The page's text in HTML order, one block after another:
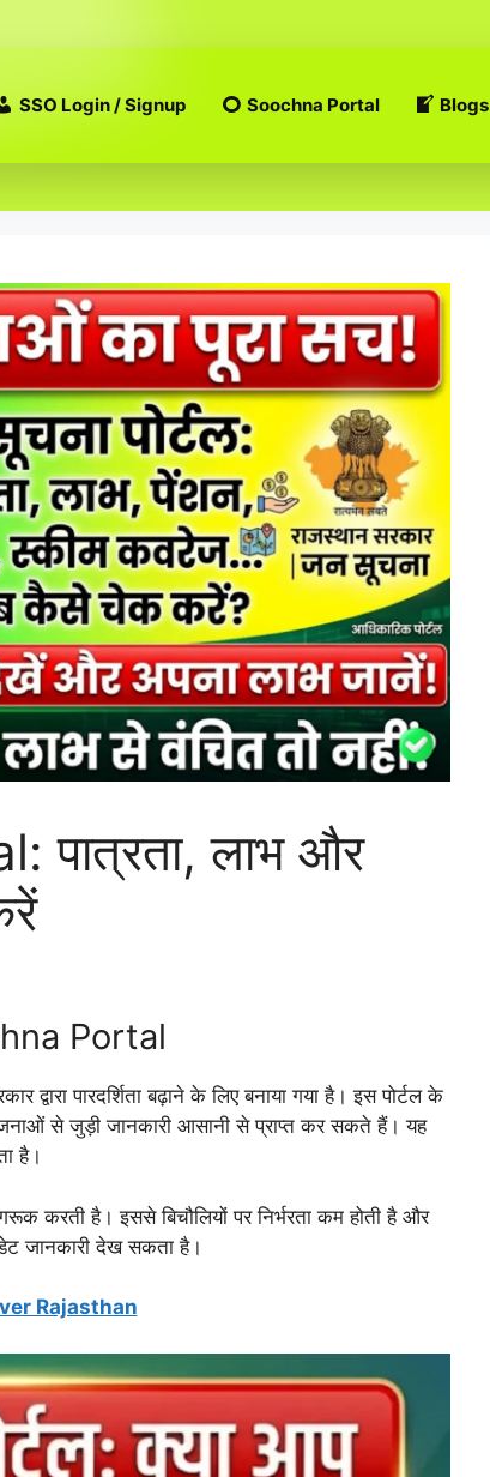
SSO Login / Signup Soochna Portal Blogs
पात्रता, लाभ और
Portal
पारदर्शिता बढ़ाने के लिए बनाया गया है। इस पोर्टल के
से जुड़ी जानकारी आसानी से प्राप्त कर सकते हैं। यह
है।
करती है। इससे बिचौलियों पर निर्भरता कम होती है और
जानकारी देख सकता है।
Rajasthan